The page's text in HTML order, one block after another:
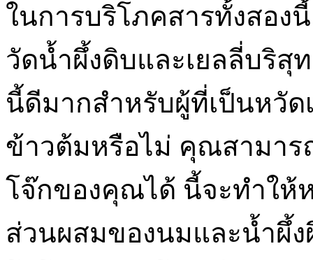
ในการบริโภคสารทั้งสอ
วัดน้ำผึ้งดิบและเยลลี่บริสุ
นี้ดีมากสำหรับผู้ที่เป็นหวั
ข้าวต้มหรือไม่ คุณสามาร
โจ๊กของคุณได้ นี้จะทำให้
ส่วนผสมของนมและน้ำผึ้ง